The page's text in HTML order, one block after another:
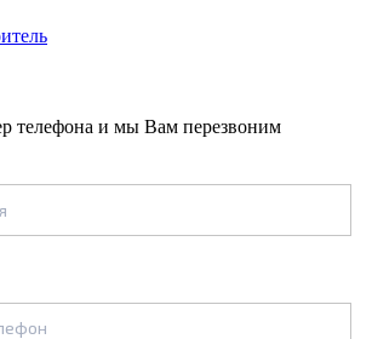
телефона и мы Вам перезвоним